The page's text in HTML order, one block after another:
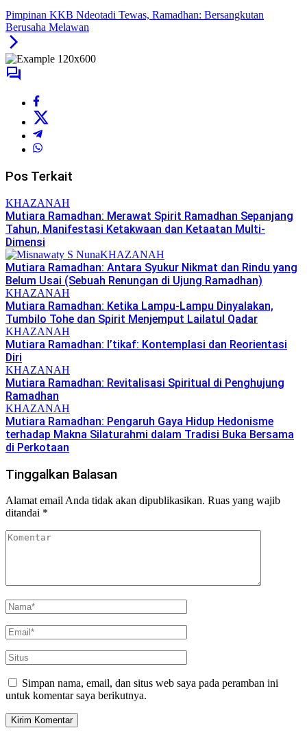
Pimpinan KKB Ndeotadi Tewas, Ramadhan: Bersangkutan
Berusaha Melawan
Pos Terkait
KHAZANAH
Mutiara Ramadhan: Merawat Spirit Ramadhan Sepanjang
Tahun, Manifestasi Ketakwaan dan Ketaatan Multi-
Dimensi
KHAZANAH
Mutiara Ramadhan: Antara Syukur Nikmat dan Rindu yang
Belum Usai (Sebuah Renungan di Ujung Ramadhan)
KHAZANAH
Mutiara Ramadhan: Ketika Lampu-Lampu Dinyalakan,
Tumbilo Tohe dan Spirit Menjemput Lailatul Qadar
KHAZANAH
Mutiara Ramadhan: I’tikaf: Kontemplasi dan Reorientasi
Diri
KHAZANAH
Mutiara Ramadhan: Revitalisasi Spiritual di Penghujung
Ramadhan
KHAZANAH
Mutiara Ramadhan: Pengaruh Gaya Hidup Hedonisme
terhadap Makna Silaturahmi dalam Tradisi Buka Bersama
di Perkotaan
Tinggalkan Balasan
Alamat email Anda tidak akan dipublikasikan. Ruas yang wajib
ditandai *
Simpan nama, email, dan situs web saya pada peramban ini
untuk komentar saya berikutnya.